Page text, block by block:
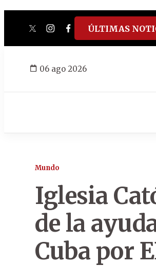
twitterinstagram
facebook
tiktokyoutube
spotify
ÚLTIMAS
06 ago 2026
Mundo
Iglesia
de la
Cuba por